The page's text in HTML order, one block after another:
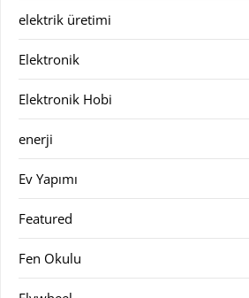
elektrik üretimi
Elektronik
Elektronik Hobi
enerji
Ev Yapımı
Featured
Fen Okulu